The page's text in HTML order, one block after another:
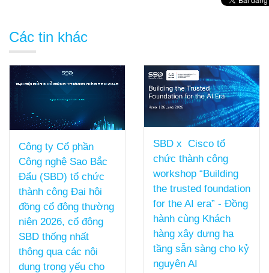
Các tin khác
Công ty Cổ phần
Công nghệ Sao Bắc
Đẩu (SBD) tổ chức
thành công Đại hội
đồng cổ đông thường
niên 2026, cổ đông
SBD thống nhất
thông qua các nội
dung trọng yếu cho
SBD x Cisco tổ
chức thành công
workshop “Building
the trusted foundation
for the AI era” - Đồng
hành cùng Khách
hàng xây dựng hạ
tầng sẵn sàng cho kỷ
nguyên AI